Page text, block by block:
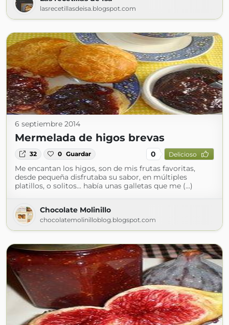
lasrecetillasdeisa.blogspot.com
6 septiembre 2014
Mermelada de higos brevas
32 0 Guardar 0 Delicioso
Me encantan los higos, son de mis frutas favoritas,
desde pequeña disfrutaba su sabor, en múltiples
platillos, o solitos... había unas galletas que me (...)
Chocolate Molinillo
chocolatemolinilloblog.blogspot.com